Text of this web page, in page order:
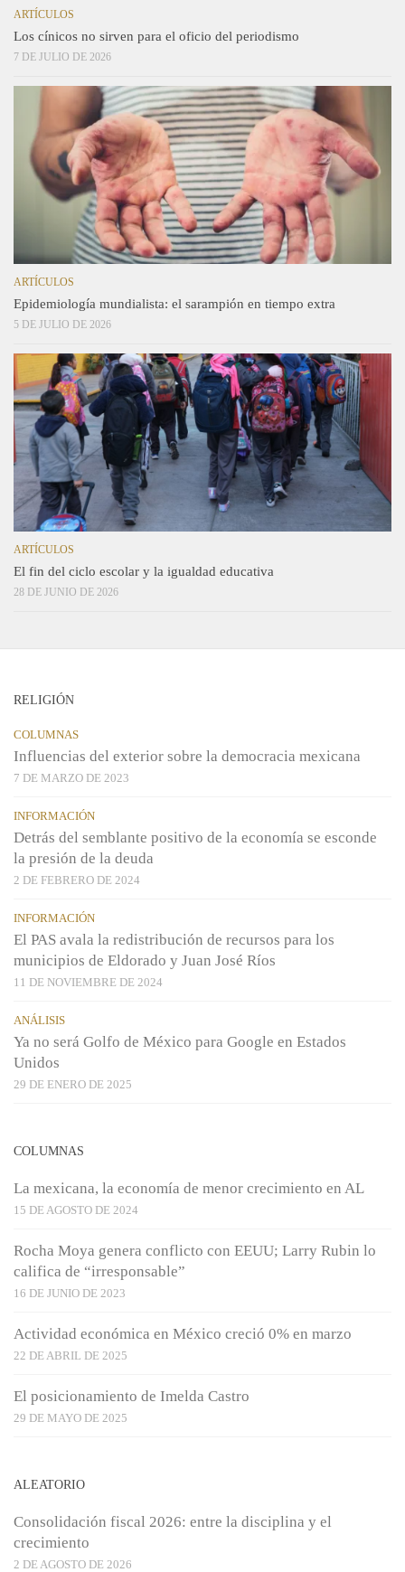
ARTÍCULOS
Los cínicos no sirven para el oficio del periodismo
7 DE JULIO DE 2026
ARTÍCULOS
Epidemiología mundialista: el sarampión en tiempo extra
5 DE JULIO DE 2026
ARTÍCULOS
El fin del ciclo escolar y la igualdad educativa
28 DE JUNIO DE 2026
RELIGIÓN
COLUMNAS
Influencias del exterior sobre la democracia mexicana
7 DE MARZO DE 2023
INFORMACIÓN
Detrás del semblante positivo de la economía se esconde
la presión de la deuda
2 DE FEBRERO DE 2024
INFORMACIÓN
El PAS avala la redistribución de recursos para los
municipios de Eldorado y Juan José Ríos
11 DE NOVIEMBRE DE 2024
ANÁLISIS
Ya no será Golfo de México para Google en Estados
Unidos
29 DE ENERO DE 2025
COLUMNAS
La mexicana, la economía de menor crecimiento en AL
15 DE AGOSTO DE 2024
Rocha Moya genera conflicto con EEUU; Larry Rubin lo
califica de “irresponsable”
16 DE JUNIO DE 2023
Actividad económica en México creció 0% en marzo
22 DE ABRIL DE 2025
El posicionamiento de Imelda Castro
29 DE MAYO DE 2025
ALEATORIO
Consolidación fiscal 2026: entre la disciplina y el
crecimiento
2 DE AGOSTO DE 2026